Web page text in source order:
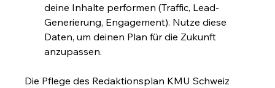
deine Inhalte performen (Traffic, Lead-
Generierung, Engagement). Nutze diese
Daten, um deinen Plan für die Zukunft
anzupassen.
Die Pflege des Redaktionsplan KMU Schweiz